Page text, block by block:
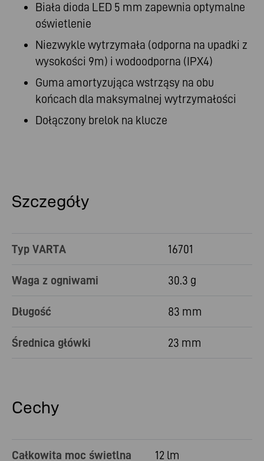
Biała dioda LED 5 mm zapewnia optymalne
oświetlenie
Niezwykle wytrzymała (odporna na upadki z
wysokości 9m) i wodoodporna (IPX4)
Guma amortyzująca wstrząsy na obu
końcach dla maksymalnej wytrzymałości
Dołączony brelok na klucze
Szczegóły
Typ VARTA 16701
Waga z ogniwami 30.3 g
Długość 83 mm
Średnica główki 23 mm
Cechy
Całkowita moc świetlna 12 lm